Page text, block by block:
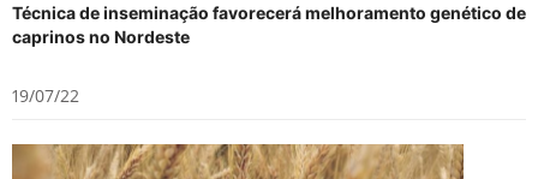
Técnica de inseminação favorecerá melhoramento genético de
caprinos no Nordeste
19/07/22